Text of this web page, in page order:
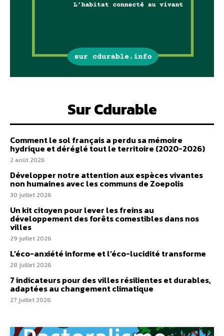
Sur Cdurable
Comment le sol français a perdu sa mémoire
hydrique et déréglé tout le territoire (2020-2026)
2 août 2026
Développer notre attention aux espèces vivantes
non humaines avec les communs de Zoepolis
30 juillet 2026
Un kit citoyen pour lever les freins au
développement des forêts comestibles dans nos
villes
29 juillet 2026
L’éco-anxiété informe et l’éco-lucidité transforme
28 juillet 2026
7 indicateurs pour des villes résilientes et durables,
adaptées au changement climatique
27 juillet 2026